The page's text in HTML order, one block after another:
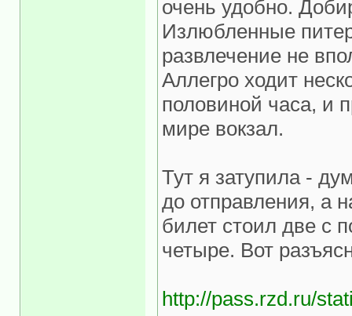
очень удобно.
Излюбленные
развлечение не
Аллегро ходит
половиной часа, и
мире вокзал.
Тут я затупила -
до отправления, а
билет стоил две с
четыре. Вот
http://pass.rzd.ru/